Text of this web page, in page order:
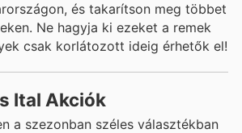
és takarítson meg többet
Ne hagyja ki ezeket a remek
csak korlátozott ideig érhetők el!
Ital Akciók
a szezonban széles választékban